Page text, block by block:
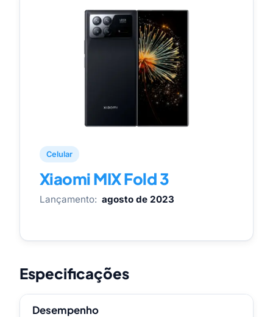
Celular
Xiaomi MIX Fold 3
Lançamento: agosto de 2023
Especificações
Desempenho